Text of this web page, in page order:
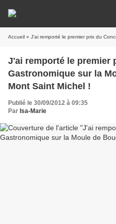
Accueil » J'ai remporté le premier prix du Concours
J'ai remporté le premier
Gastronomique sur la
Mont Saint Michel !
Publié le 30/09/2012 à 09:35
Par Isa-Marie